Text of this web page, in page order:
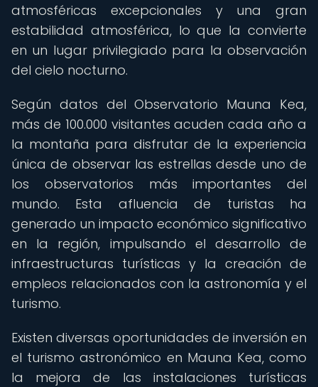
atmosféricas excepcionales y una gran
estabilidad atmosférica, lo que la convierte
en un lugar privilegiado para la observación
del cielo nocturno.
Según datos del Observatorio Mauna Kea,
más de 100.000 visitantes acuden cada año a
la montaña para disfrutar de la experiencia
única de observar las estrellas desde uno de
los observatorios más importantes del
mundo. Esta afluencia de turistas ha
generado un impacto económico significativo
en la región, impulsando el desarrollo de
infraestructuras turísticas y la creación de
empleos relacionados con la astronomía y el
turismo.
Existen diversas oportunidades de inversión en
el turismo astronómico en Mauna Kea, como
la mejora de las instalaciones turísticas